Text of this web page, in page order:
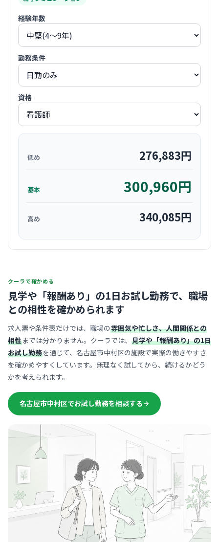
経験年数
勤務条件
資格
低め 276,883円
基本 300,960円
高め 340,085円
クーラで確かめる
見学や「報酬あり」の1日お試し勤務で、 職場
との相性を確かめられます
求人票や条件表だけでは、職場の雰囲気や忙しさ、人間関係との
相性までは分かりません。クーラでは、 見学や「報酬あり」の1日
お試し勤務を通じて、名古屋市中村区の施設で実際の働きやすさ
を確かめやすくしています。無理なく試してから、続けるかどう
かを考えられます。
名古屋市中村区でお試し勤務を相談する